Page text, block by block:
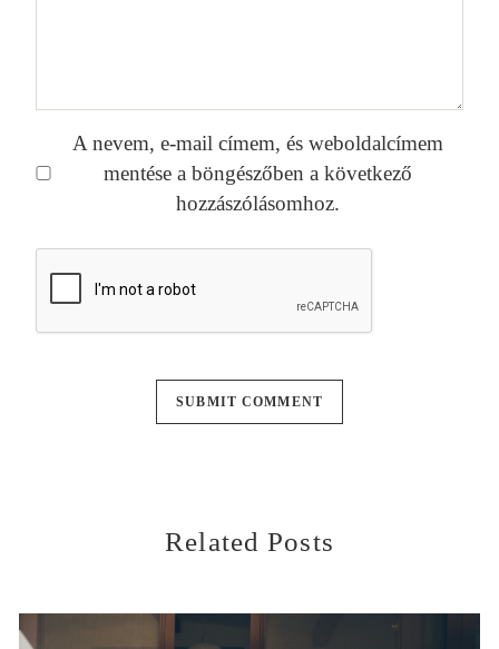
A nevem, e-mail címem, és weboldalcímem
mentése a böngészőben a következő
hozzászólásomhoz.
Related Posts